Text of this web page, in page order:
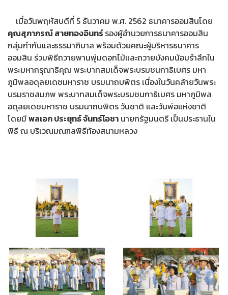
เมื่อวันพฤหัสบดีที่ 5 ธันวาคม พ.ศ. 2562 ธนาคารออมสินโดย
คุณสุภาภรณ์ สายทองอินทร์รองผู้อำนวยการธนาคารออมสิน
กลุ่มกำกับและธรรมาภิบาล พร้อมด้วยคณะผู้บริหารธนาคาร
ออมสิน ร่วมพิธีถวายพานพุ่มดอกไม้และถวายบังคมน้อมรำลึกใน
พระมหากรุณาธิคุณ พระบาทสมเด็จพระบรมชนกาธิเบศร มหา
ภูมิพลอดุลยเดชมหาราช บรมนาถบพิตร เนื่องในวันคล้ายวันพระ
บรมราชสมภพ พระบาทสมเด็จพระบรมชนกาธิเบศร มหาภูมิพล
อดุลยเดชมหาราช บรมนาถบพิตร วันชาติ และวันพ่อแห่งชาติ
โดยมีพลเอก ประยุทธ์ จันทร์โอชา นายกรัฐมนตรี เป็นประธานใน
พิธี ณ บริเวณมณฑลพิธีท้องสนามหลวง